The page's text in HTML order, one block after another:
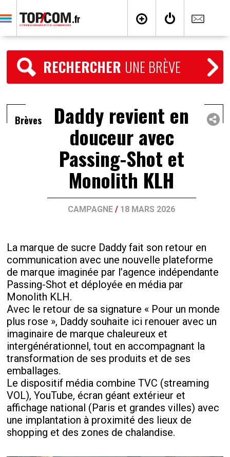
RECHERCHER UNE BRÈVE
Brèves Daddy revient en
douceur avec
Passing-Shot et
Monolith KLH
CAMPAGNE / 18 MARS 2026
La marque de sucre Daddy fait son retour en
communication avec une nouvelle plateforme
de marque imaginée par l’agence indépendante
Passing-Shot et déployée en média par
Monolith KLH.
Avec le retour de sa signature « Pour un monde
plus rose », Daddy souhaite ici renouer avec un
imaginaire de marque chaleureux et
intergénérationnel, tout en accompagnant la
transformation de ses produits et de ses
emballages.
Le dispositif média combine TVC (streaming
VOL), YouTube, écran géant extérieur et
affichage national (Paris et grandes villes) avec
une implantation à proximité des lieux de
shopping et des zones de chalandise.